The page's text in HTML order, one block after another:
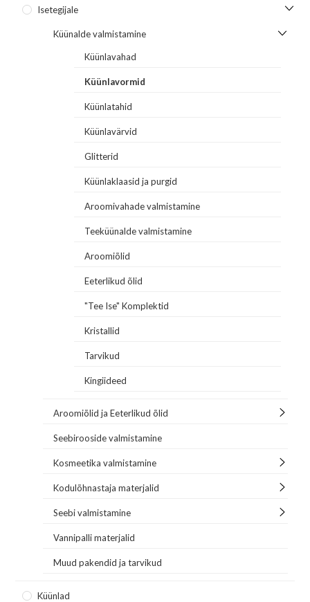
Isetegijale
Küünalde valmistamine
Küünlavahad
Küünlavormid
Küünlatahid
Küünlavärvid
Glitterid
Küünlaklaasid ja purgid
Aroomivahade valmistamine
Teeküünalde valmistamine
Aroomiõlid
Eeterlikud õlid
"Tee Ise" Komplektid
Kristallid
Tarvikud
Kingiideed
Aroomiõlid ja Eeterlikud õlid
Seebirooside valmistamine
Kosmeetika valmistamine
Kodulõhnastaja materjalid
Seebi valmistamine
Vannipalli materjalid
Muud pakendid ja tarvikud
Küünlad